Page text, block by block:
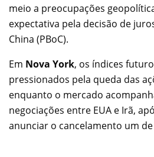
meio a preocupações
expectativa pela decisão de
China (PBoC).
Em Nova York, os índices
pressionados pela queda das
enquanto o mercado
negociações entre EUA e Irã,
anunciar o cancelamento um